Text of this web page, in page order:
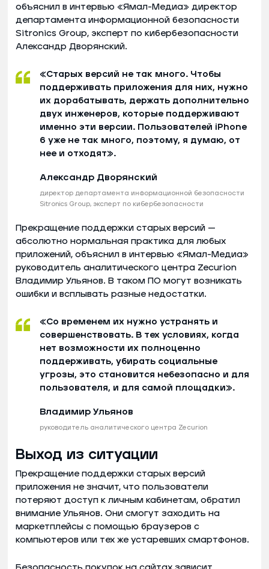
объяснил в интервью «Ямал-Медиа» директор
департамента информационной безопасности
Sitronics Group, эксперт по кибербезопасности
Александр Дворянский.
«Старых версий не так много. Чтобы
поддерживать приложения для них, нужно
их дорабатывать, держать дополнительно
двух инженеров, которые поддерживают
именно эти версии. Пользователей iPhone
6 уже не так много, поэтому, я думаю, от
нее и отходят».
Александр Дворянский
директор департамента информационной безопасности
Sitronics Group, эксперт по кибербезопасности
Прекращение поддержки старых версий —
абсолютно нормальная практика для любых
приложений, объяснил в интервью «Ямал-Медиа»
руководитель аналитического центра Zecurion
Владимир Ульянов. В таком ПО могут возникать
ошибки и всплывать разные недостатки.
«Со временем их нужно устранять и
совершенствовать. В тех условиях, когда
нет возможности их полноценно
поддерживать, убирать социальные
угрозы, это становится небезопасно и для
пользователя, и для самой площадки».
Владимир Ульянов
руководитель аналитического центра Zecurion
Выход из ситуации
Прекращение поддержки старых версий
приложения не значит, что пользователи
потеряют доступ к личным кабинетам, обратил
внимание Ульянов. Они смогут заходить на
маркетплейсы с помощью браузеров с
компьютеров или тех же устаревших смартфонов.